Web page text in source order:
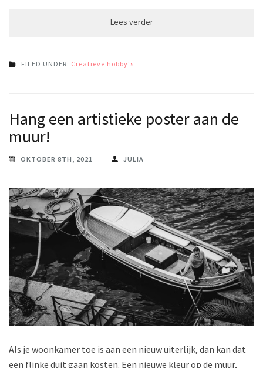
FILED UNDER: Creatieve hobby's
Hang een artistieke poster aan de
muur!
OKTOBER 8TH, 2021 JULIA
Als je woonkamer toe is aan een nieuw uiterlijk, dan kan dat
een flinke duit gaan kosten. Een nieuwe kleur op de muur,